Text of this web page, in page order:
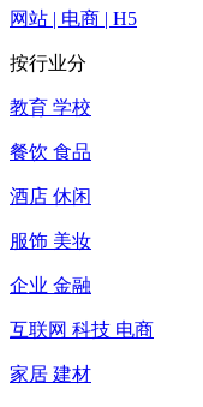
网站 | 电商 | H5
按行业分
教育 学校
餐饮 食品
酒店 休闲
服饰 美妆
企业 金融
互联网 科技 电商
家居 建材